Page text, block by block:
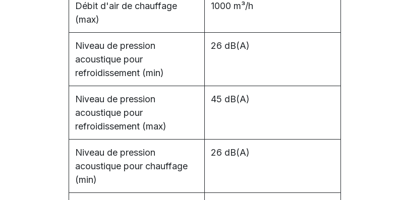
Débit d'air de chauffage
(max)
1000 m³/h
Niveau de pression
acoustique pour
refroidissement (min)
26 dB(A)
Niveau de pression
acoustique pour
refroidissement (max)
45 dB(A)
Niveau de pression
acoustique pour chauffage
(min)
26 dB(A)